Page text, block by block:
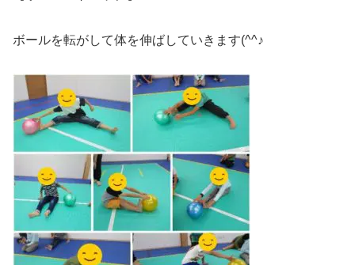
ボールを転がして体を伸ばしていきます(^^♪